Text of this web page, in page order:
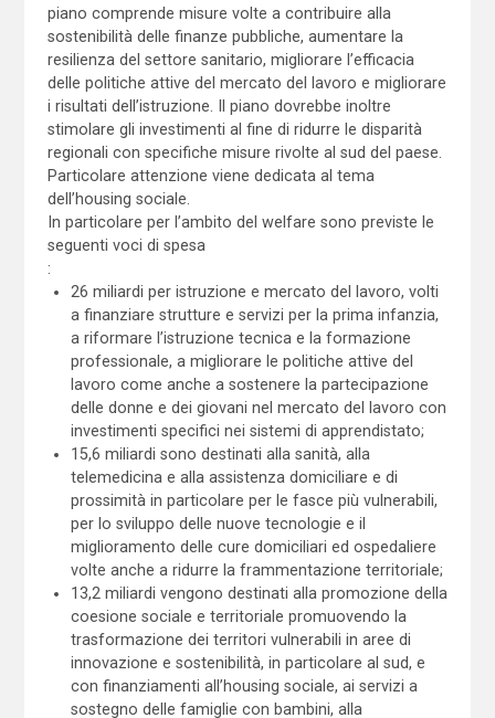
piano comprende misure volte a contribuire alla
sostenibilità delle finanze pubbliche, aumentare la
resilienza del settore sanitario, migliorare l’efficacia
delle politiche attive del mercato del lavoro e migliorare
i risultati dell’istruzione. Il piano dovrebbe inoltre
stimolare gli investimenti al fine di ridurre le disparità
regionali con specifiche misure rivolte al sud del paese.
Particolare attenzione viene dedicata al tema
dell’housing sociale.
In particolare per l’ambito del welfare sono previste le
seguenti voci di spesa
:
26 miliardi per istruzione e mercato del lavoro, volti
a finanziare strutture e servizi per la prima infanzia,
a riformare l’istruzione tecnica e la formazione
professionale, a migliorare le politiche attive del
lavoro come anche a sostenere la partecipazione
delle donne e dei giovani nel mercato del lavoro con
investimenti specifici nei sistemi di apprendistato;
15,6 miliardi sono destinati alla sanità, alla
telemedicina e alla assistenza domiciliare e di
prossimità in particolare per le fasce più vulnerabili,
per lo sviluppo delle nuove tecnologie e il
miglioramento delle cure domiciliari ed ospedaliere
volte anche a ridurre la frammentazione territoriale;
13,2 miliardi vengono destinati alla promozione della
coesione sociale e territoriale promuovendo la
trasformazione dei territori vulnerabili in aree di
innovazione e sostenibilità, in particolare al sud, e
con finanziamenti all’housing sociale, ai servizi a
sostegno delle famiglie con bambini, alla